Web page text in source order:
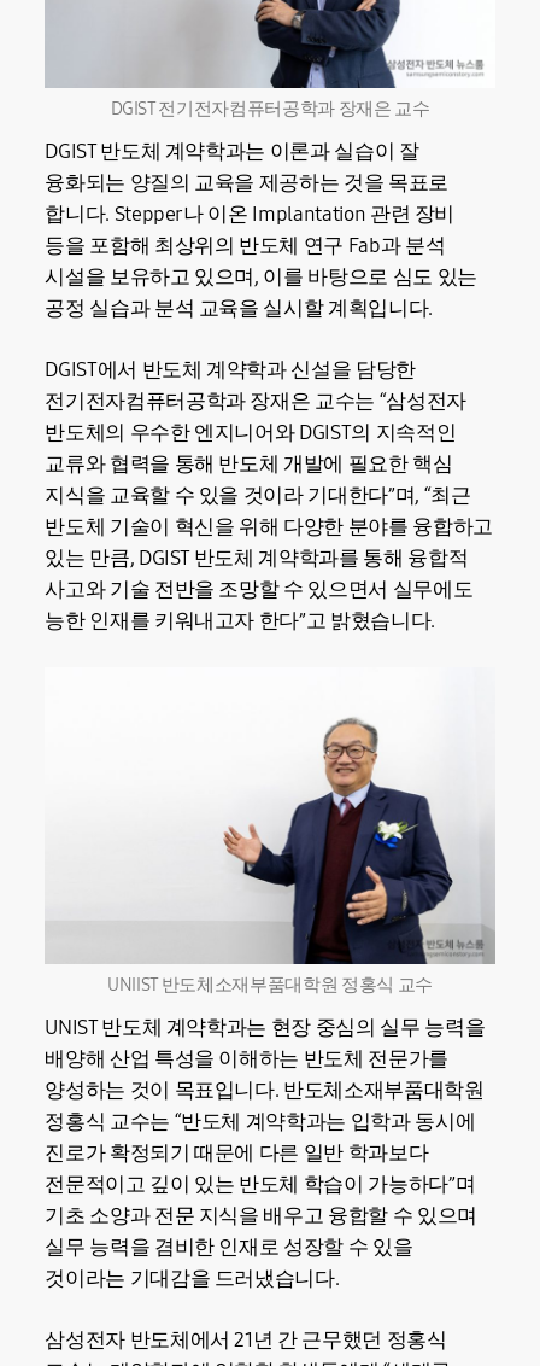
DGIST 전기전자컴퓨터공학과 장재은 교수
DGIST 반도체 계약학과는 이론과 실습이 잘
융화되는 양질의 교육을 제공하는 것을 목표로
합니다. Stepper나 이온 Implantation 관련 장비
등을 포함해 최상위의 반도체 연구 Fab과 분석
시설을 보유하고 있으며, 이를 바탕으로 심도 있는
공정 실습과 분석 교육을 실시할 계획입니다.
DGIST에서 반도체 계약학과 신설을 담당한
전기전자컴퓨터공학과 장재은 교수는 “삼성전자
반도체의 우수한 엔지니어와 DGIST의 지속적인
교류와 협력을 통해 반도체 개발에 필요한 핵심
지식을 교육할 수 있을 것이라 기대한다”며, “최근
반도체 기술이 혁신을 위해 다양한 분야를 융합하고
있는 만큼, DGIST 반도체 계약학과를 통해 융합적
사고와 기술 전반을 조망할 수 있으면서 실무에도
능한 인재를 키워내고자 한다”고 밝혔습니다.
UNIIST 반도체소재부품대학원 정홍식 교수
UNIST 반도체 계약학과는 현장 중심의 실무 능력을
배양해 산업 특성을 이해하는 반도체 전문가를
양성하는 것이 목표입니다. 반도체소재부품대학원
정홍식 교수는 “반도체 계약학과는 입학과 동시에
진로가 확정되기 때문에 다른 일반 학과보다
전문적이고 깊이 있는 반도체 학습이 가능하다”며
기초 소양과 전문 지식을 배우고 융합할 수 있으며
실무 능력을 겸비한 인재로 성장할 수 있을
것이라는 기대감을 드러냈습니다.
삼성전자 반도체에서 21년 간 근무했던 정홍식